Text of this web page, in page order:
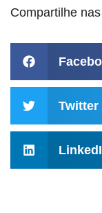
Compartilhe
Twitter